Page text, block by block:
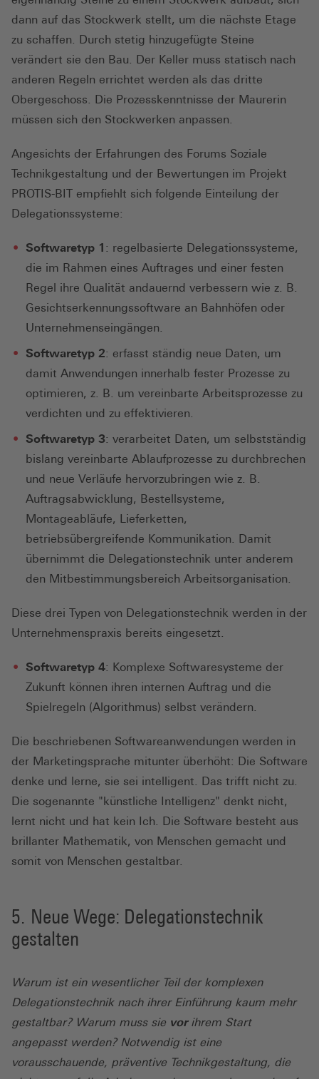
dann auf das Stockwerk stellt, um die nächste Etage
zu schaffen. Durch stetig hinzugefügte Steine
verändert sie den Bau. Der Keller muss statisch nach
anderen Regeln errichtet werden als das dritte
Obergeschoss. Die Prozesskenntnisse der Maurerin
müssen sich den Stockwerken anpassen.
Angesichts der Erfahrungen des Forums Soziale
Technikgestaltung und der Bewertungen im Projekt
PROTIS-BIT empfiehlt sich folgende Einteilung der
Delegationssysteme:
Softwaretyp 1 : regelbasierte Delegationssysteme,
die im Rahmen eines Auftrages und einer festen
Regel ihre Qualität andauernd verbessern wie z. B.
Gesichtserkennungssoftware an Bahnhöfen oder
Unternehmenseingängen.
Softwaretyp 2: erfasst ständig neue Daten, um
damit Anwendungen innerhalb fester Prozesse zu
optimieren, z. B. um vereinbarte Arbeitsprozesse zu
verdichten und zu effektivieren.
Softwaretyp 3: verarbeitet Daten, um selbstständig
bislang vereinbarte Ablaufprozesse zu durchbrechen
und neue Verläufe hervorzubringen wie z. B.
Auftragsabwicklung, Bestellsysteme,
Montageabläufe, Lieferketten,
betriebsübergreifende Kommunikation. Damit
übernimmt die Delegationstechnik unter anderem
den Mitbestimmungsbereich Arbeitsorganisation.
Diese drei Typen von Delegationstechnik werden in der
Unternehmenspraxis bereits eingesetzt.
Softwaretyp 4: Komplexe Softwaresysteme der
Zukunft können ihren internen Auftrag und die
Spielregeln (Algorithmus) selbst verändern.
Die beschriebenen Softwareanwendungen werden in
der Marketingsprache mitunter überhöht: Die Software
denke und lerne, sie sei intelligent. Das trifft nicht zu.
Die sogenannte "künstliche Intelligenz" denkt nicht,
lernt nicht und hat kein Ich. Die Software besteht aus
brillanter Mathematik, von Menschen gemacht und
somit von Menschen gestaltbar.
Neue Wege: Delegationstechnik
gestalten
Warum ist ein wesentlicher Teil der komplexen
Delegationstechnik nach ihrer Einführung kaum mehr
gestaltbar? Warum muss sie vorihrem Start
angepasst werden? Notwendig ist eine
vorausschauende, präventive Technikgestaltung, die